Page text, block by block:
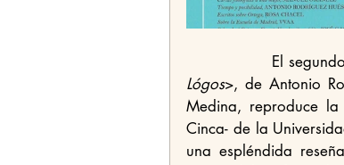
Lógos>, de Antonio
Medina, reproduce
Cinca- de la
una espléndida